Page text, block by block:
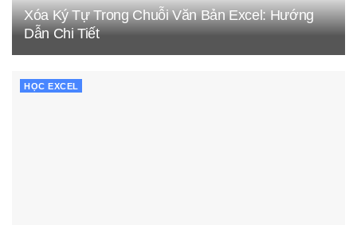
Xóa Ký Tự Trong Chuỗi Văn Bản Excel: Hướng
Dẫn Chi Tiết
HỌC EXCEL